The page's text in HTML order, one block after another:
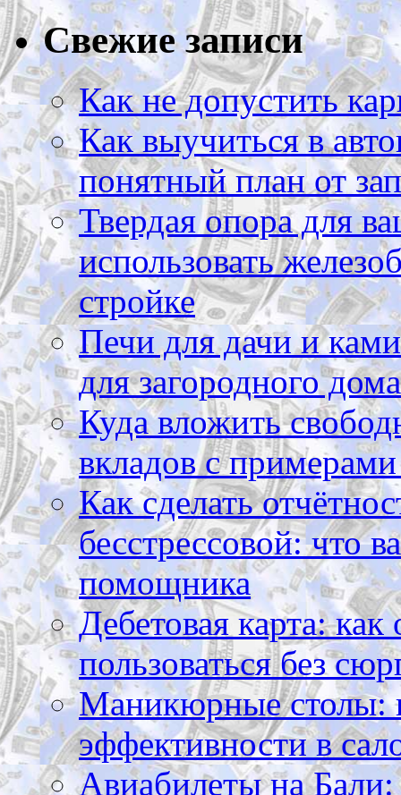
Свежие записи
Как не допустить
Как выучиться в
понятный план от
Твердая опора для
использовать
стройке
Печи для дачи и
для загородного дома
Куда вложить
вкладов с
Как сделать
бесстрессовой: что
помощника
Дебетовая карта:
пользоваться без
Маникюрные столы:
эффективности в
Авиабилеты на Бали: